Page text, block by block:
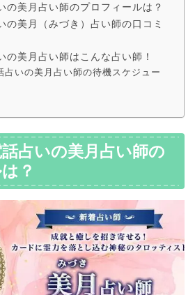
の美月占い師のプロフィールは？
の美月（みづき）占い師の口コミ
の美月占い師はこんな占い師！
占いの美月占い師の待機スケジュー
占いの美月占い師の
？